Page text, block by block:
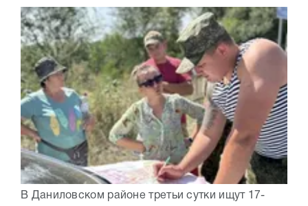
В Даниловском районе третьи сутки ищут 17-